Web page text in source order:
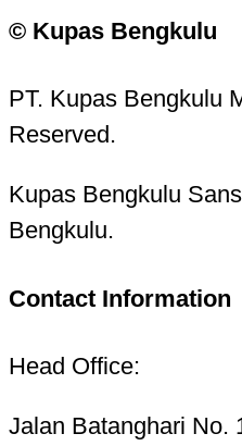
© Kupas Bengkulu
PT. Kupas Bengkulu
Reserved.
Kupas Bengkulu
Bengkulu.
Contact Information
Head Office:
Jalan Batanghari No.